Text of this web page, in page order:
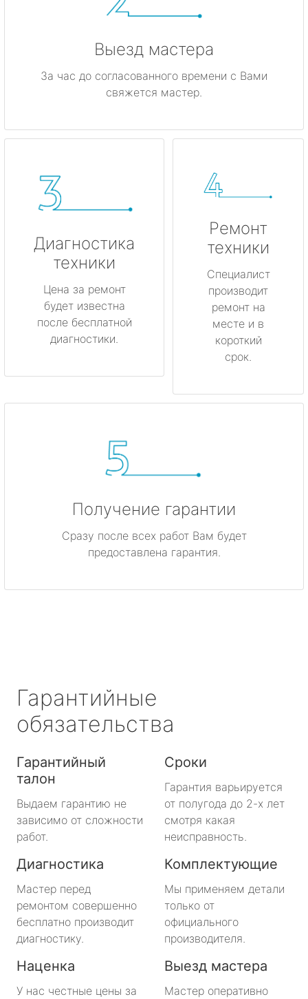
Выезд мастера
За час до согласованного времени с Вами
свяжется мастер.
Диагностика
техники
Цена за ремонт
будет известна
после бесплатной
диагностики.
Ремонт
техники
Специалист
производит
ремонт на
месте и в
короткий
срок.
Получение гарантии
Сразу после всех работ Вам будет
предоставлена гарантия.
Гарантийные
обязательства
Гарантийный
талон
Выдаем гарантию не
зависимо от сложности
работ.
Сроки
Гарантия варьируется
от полугода до 2-х лет
смотря какая
неисправность.
Диагностика
Мастер перед
ремонтом совершенно
бесплатно производит
диагностику.
Комплектующие
Мы применяем детали
только от
официального
производителя.
Наценка
У нас честные цены за
Выезд мастера
Мастер оперативно